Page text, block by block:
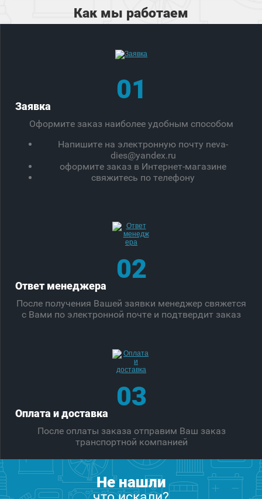
Как мы работаем
01
Заявка
Оформите заказ наиболее удобным способом
Напишите на электронную почту neva-
dies@yandex.ru
оформите заказ в Интернет-магазине
свяжитесь по телефону
02
Ответ менеджера
После получения Вашей заявки менеджер свяжется
с Вами по электронной почте и подтвердит заказ
03
Оплата и доставка
После оплаты заказа отправим Ваш заказ
транспортной компанией
Не нашли